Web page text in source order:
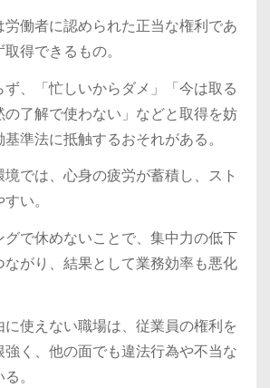
働者に認められた正当な権利であ
得できるもの。
、「忙しいからダメ」「今は取る
了解で使わない」などと取得を妨
準法に抵触するおそれがある。
では、心身の疲労が蓄積し、スト
い。
で休めないことで、集中力の低下
がり、結果として業務効率も悪化
に使えない職場は、従業員の権利を
く、他の面でも違法行為や不当な
。